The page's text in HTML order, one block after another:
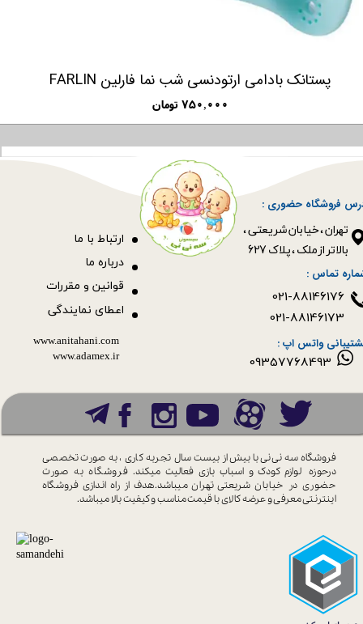
پستانک بادامی ارتودنسی شب نما فارلین FARLIN
۷۵۰,۰۰۰ تومان
فروشگاه حضوری :
​​​​​​​تهران ، خیابان شریعتی ،
بالاتر از ملک ، پلاک 627​​​​​​​
قوانین و مقررات
ارتباط با ما
09357768493
درباره ما
اعطای نمایندگی
www.anitahani.com
www.ada​​​​​​​mex.ir
فروشگاه سه نی نی با بیش از بیست سال تجربه کاری ، به صورت تخصصی
درحوزه لوازم کودک و اسباب بازی فعالیت میکند. فروشگاه به صورت
حضوری در خیابان شریعتی تهران میباشد.هدف از راه اندازی فروشگاه
اینترنتی معرفی و عرضه کالای باقیمت مناسب و کیفیت بالا میباشد.
تماس :
واتس اپ :